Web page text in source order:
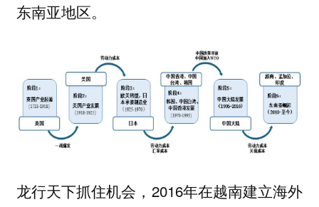
东南亚地区。
龙行天下抓住机会，2016年在越南建立海外